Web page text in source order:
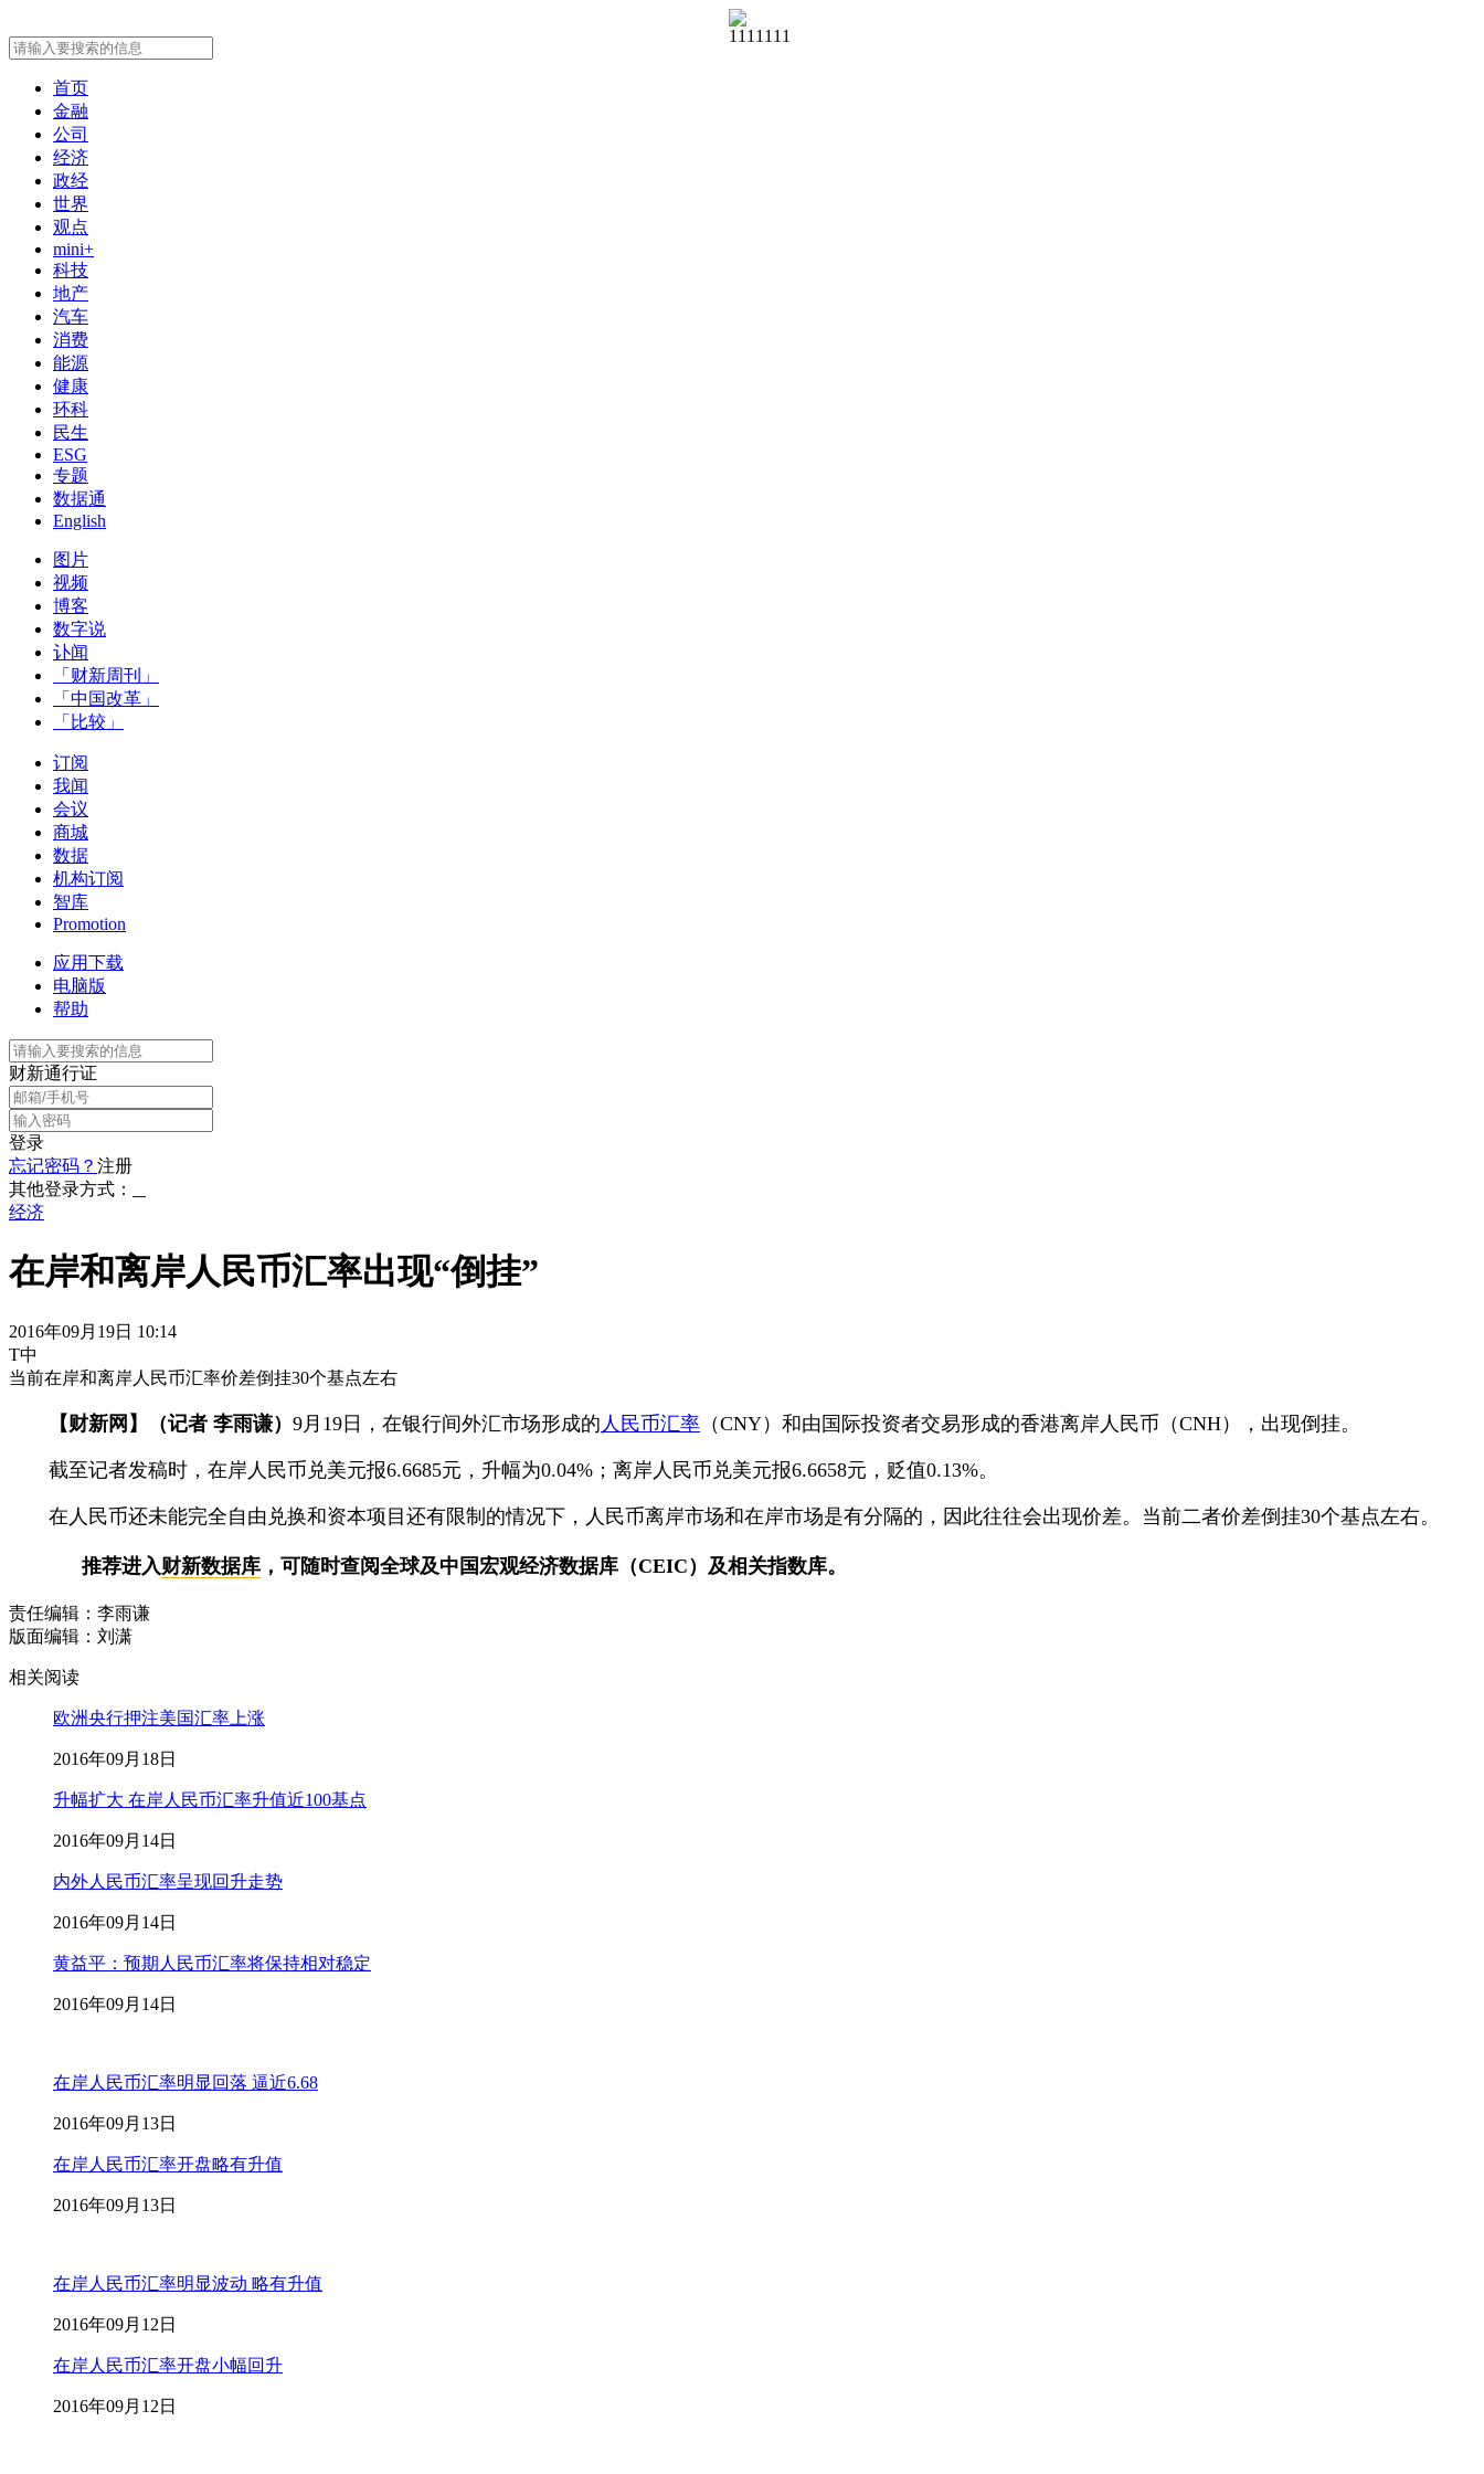
首页
金融
公司
经济
政经
世界
观点
mini+
科技
地产
汽车
消费
能源
健康
环科
民生
ESG
专题
数据通
English
图片
视频
博客
数字说
讣闻
「财新周刊」
「中国改革」
「比较」
订阅
我闻
会议
商城
数据
机构订阅
智库
Promotion
应用下载
电脑版
帮助
财新通行证
登录
忘记密码？ 注册
其他登录方式：
经济
在岸和离岸人民币汇率出现“倒挂”
2016年09月19日 10:14
T中
当前在岸和离岸人民币汇率价差倒挂30个基点左右
【财新网】（记者 李雨谦） 9月19日，在银行间外汇市场形成的 人民币汇率 （CNY）和由国际投资者交易形成的香港离岸人民币（CNH），出现倒挂。
截至记者发稿时，在岸人民币兑美元报6.6685元，升幅为0.04%；离岸人民币兑美元报6.6658元，贬值0.13%。
在人民币还未能完全自由兑换和资本项目还有限制的情况下，人民币离岸市场和在岸市场是有分隔的，因此往往会出现价差。当前二者价差倒挂30个基点左右。
推荐进入财新数据库 ，可随时查阅全球及中国宏观经济数据库（CEIC）及相关指数库。
责任编辑：李雨谦
版面编辑：刘潇
相关阅读
欧洲央行押注美国汇率上涨
2016年09月18日
升幅扩大 在岸人民币汇率升值近100基点
2016年09月14日
内外人民币汇率呈现回升走势
2016年09月14日
黄益平：预期人民币汇率将保持相对稳定
2016年09月14日
在岸人民币汇率明显回落 逼近6.68
2016年09月13日
在岸人民币汇率开盘略有升值
2016年09月13日
在岸人民币汇率明显波动 略有升值
2016年09月12日
在岸人民币汇率开盘小幅回升
2016年09月12日